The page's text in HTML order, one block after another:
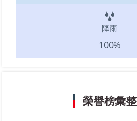
降雨
100%
榮譽榜彙整